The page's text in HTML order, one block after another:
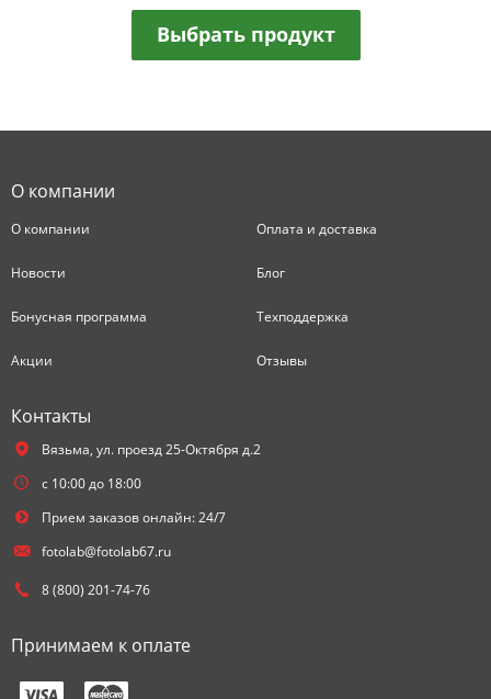
Выбрать продукт
О компании
О компании Оплата и доставка
Новости Блог
Бонусная программа Техподдержка
Акции Отзывы
Контакты
Вязьма, ул. проезд 25-Октября д.2
с 10:00 до 18:00
Прием заказов онлайн: 24/7
fotolab@fotolab67.ru
8 (800) 201-74-76
Принимаем к оплате